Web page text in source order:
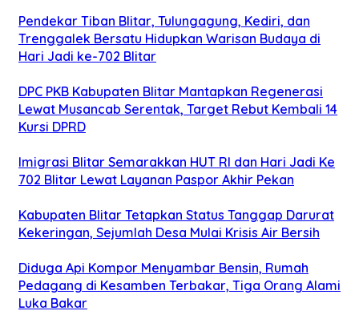
Pendekar Tiban Blitar, Tulungagung, Kediri, dan
Trenggalek Bersatu Hidupkan Warisan Budaya di
Hari Jadi ke-702 Blitar
DPC PKB Kabupaten Blitar Mantapkan Regenerasi
Lewat Musancab Serentak, Target Rebut Kembali 14
Kursi DPRD
Imigrasi Blitar Semarakkan HUT RI dan Hari Jadi Ke
702 Blitar Lewat Layanan Paspor Akhir Pekan
Kabupaten Blitar Tetapkan Status Tanggap Darurat
Kekeringan, Sejumlah Desa Mulai Krisis Air Bersih
Diduga Api Kompor Menyambar Bensin, Rumah
Pedagang di Kesamben Terbakar, Tiga Orang Alami
Luka Bakar